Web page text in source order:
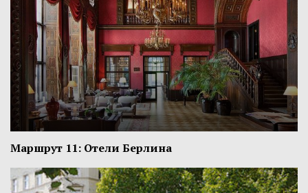
Маршрут 11: Отели Берлина